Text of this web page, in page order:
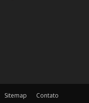
Sitemap Contato